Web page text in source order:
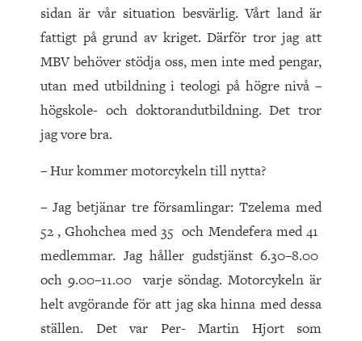
sidan är vår situation besvärlig. Vårt land är
fattigt på grund av kriget. Därför tror jag att
MBV behöver stödja oss, men inte med pengar,
utan med utbildning i teologi på högre nivå –
högskole- och doktorandutbildning. Det tror
jag vore bra.
– Hur kommer motorcykeln till nytta?
– Jag betjänar tre församlingar: Tzelema med
52 , Ghohchea med 35 och Mendefera med 41
medlemmar. Jag håller gudstjänst 6.30–8.00
och 9.00–11.00 varje söndag. Motorcykeln är
helt avgörande för att jag ska hinna med dessa
ställen. Det var Per- Martin Hjort som